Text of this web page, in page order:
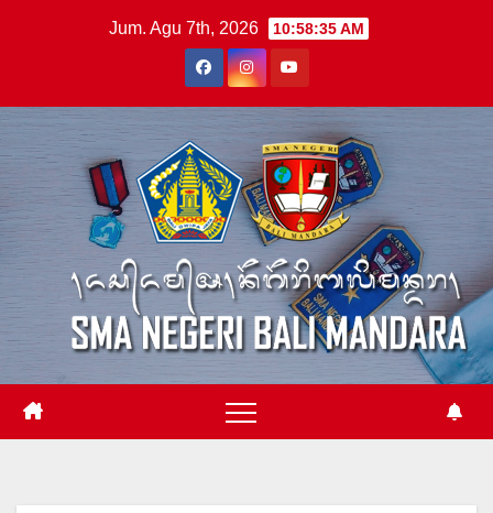
Jum. Agu 7th, 2026 10:58:36 AM